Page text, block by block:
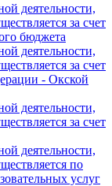
деятельности,
за счет
бюджета
деятельности,
за счет
- Окской
деятельности,
за счет
деятельности,
по
услуг